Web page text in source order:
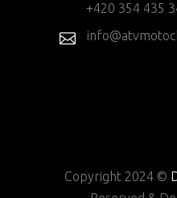
+420 354 435
Copyright 2024 ©